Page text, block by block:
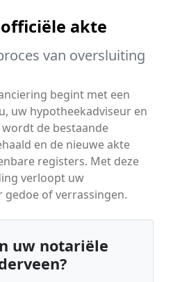
akte
van oversluiting
begint met een
uw hypotheekadviseur en
de bestaande
en de nieuwe akte
registers. Met deze
verloopt uw
of verrassingen.
uw notariële